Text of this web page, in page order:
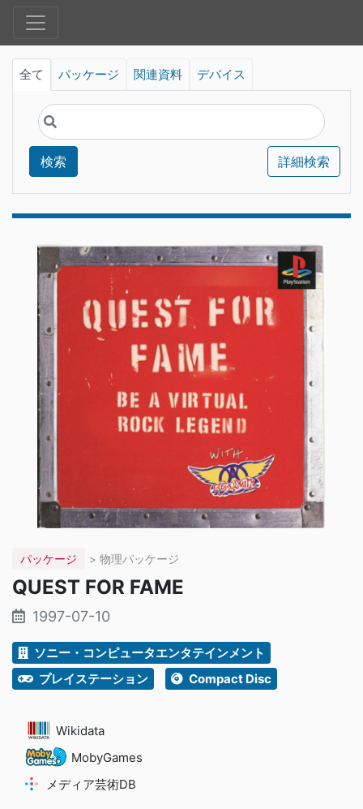
全て パッケージ 関連資料 デバイス
検索 詳細検索
パッケージ > 物理パッケージ
QUEST FOR FAME
1997-07-10
ソニー・コンピュータエンタテインメント
プレイステーション
Compact Disc
Wikidata
MobyGames
メディア芸術DB